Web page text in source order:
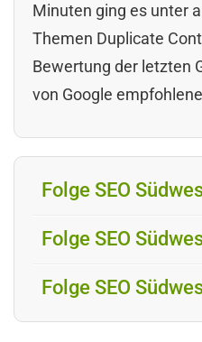
Minuten ging es unter
Themen Duplicate
Bewertung der letzten
von Google
Folge SEO
Folge SEO
Folge SEO